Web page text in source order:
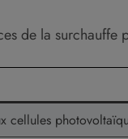
de la surchauffe
cellules